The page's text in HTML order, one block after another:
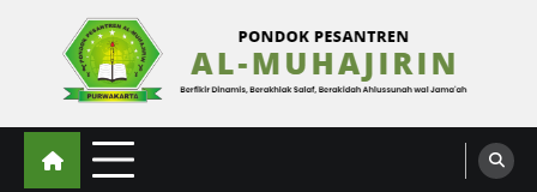
Al-Muhajirin
Berpikir Dinamis – Berakhlak Salaf – Berakidah Ahlussunah wal Jamaah